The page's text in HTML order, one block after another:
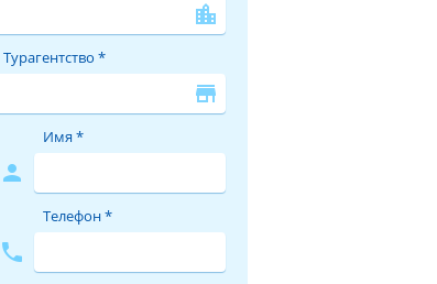
location_city
Турагентство *
store
person
Имя *
phone
Телефон *